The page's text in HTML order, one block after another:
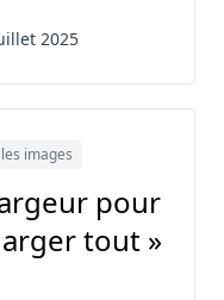
2025
images
pour
tout »